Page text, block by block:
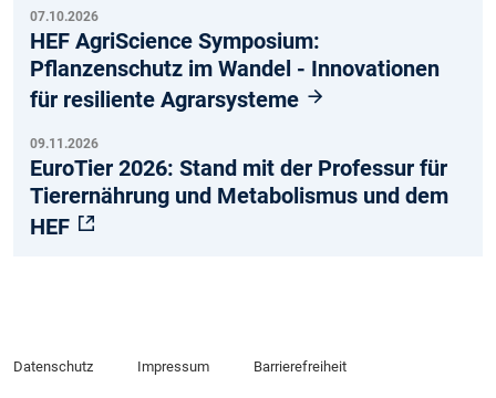
07.10.2026
HEF AgriScience Symposium:
Pflanzenschutz im Wandel - Innovationen
für resiliente Agrarsysteme
09.11.2026
EuroTier 2026: Stand mit der Professur für
Tierernährung und Metabolismus und dem
HEF
Datenschutz Impressum Barrierefreiheit